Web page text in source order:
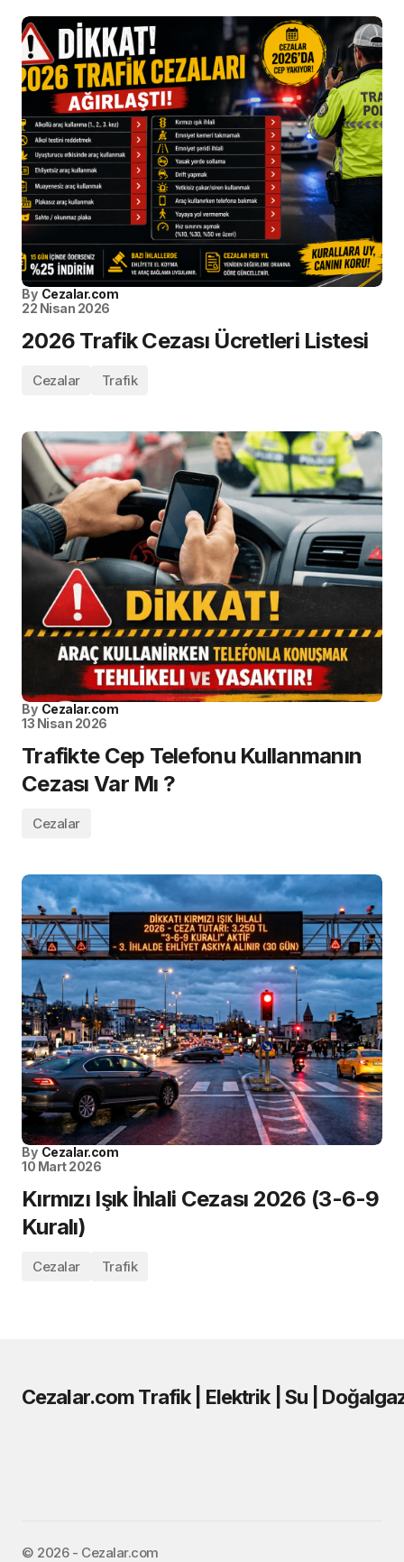
By Cezalar.com
22 Nisan 2026
2026 Trafik Cezası Ücretleri Listesi
Cezalar Trafik
By Cezalar.com
13 Nisan 2026
Trafikte Cep Telefonu Kullanmanın
Cezası Var Mı ?
Cezalar
By Cezalar.com
10 Mart 2026
Kırmızı Işık İhlali Cezası 2026 (3-6-9
Kuralı)
Cezalar Trafik
Cezalar.com Trafik | Elektrik | Su |
©️ 2026 - Cezalar.com